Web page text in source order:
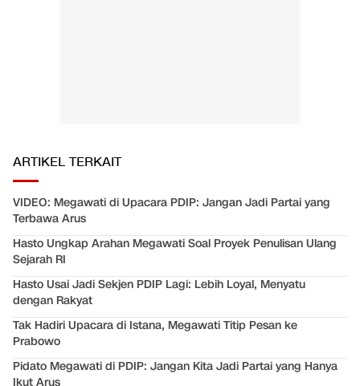
ARTIKEL TERKAIT
VIDEO: Megawati di Upacara PDIP: Jangan Jadi Partai yang
Terbawa Arus
Hasto Ungkap Arahan Megawati Soal Proyek Penulisan Ulang
Sejarah RI
Hasto Usai Jadi Sekjen PDIP Lagi: Lebih Loyal, Menyatu
dengan Rakyat
Tak Hadiri Upacara di Istana, Megawati Titip Pesan ke
Prabowo
Pidato Megawati di PDIP: Jangan Kita Jadi Partai yang Hanya
Ikut Arus